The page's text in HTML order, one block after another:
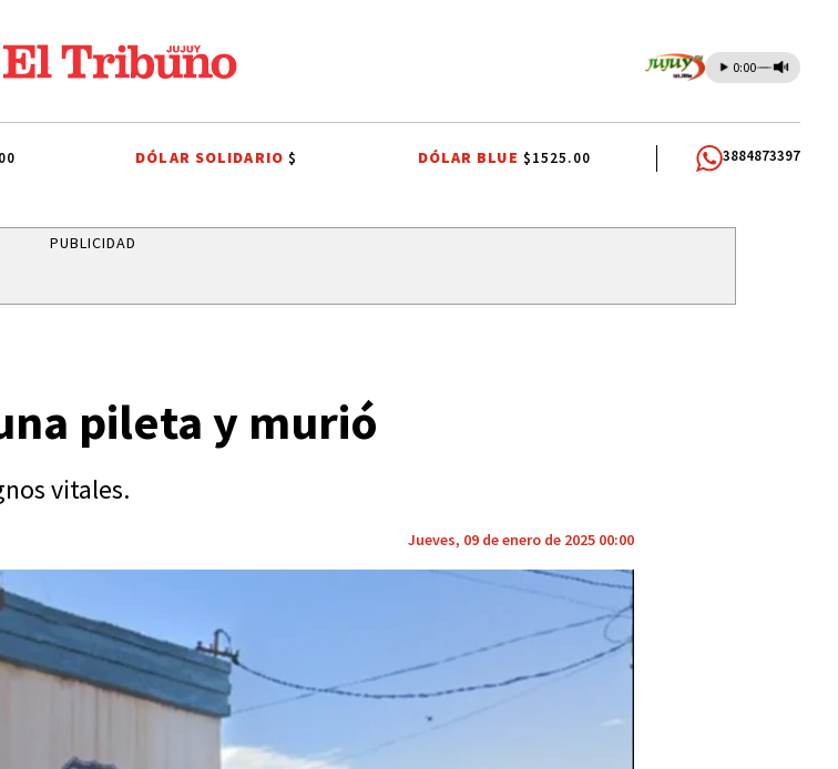
0:00
DÍA DEL NIÑO ENTREVISTA A DARÍO SZTAJNSZRAJBER GOBIERNO DE JUJUY LA FIESTA DE LA
DÓLAR SOLIDARIO$ DÓLAR BLUE $1525.00 3884873397
PUBLICIDAD
pileta y murió
vitales.
Jueves, 09 de enero de 2025 00:00